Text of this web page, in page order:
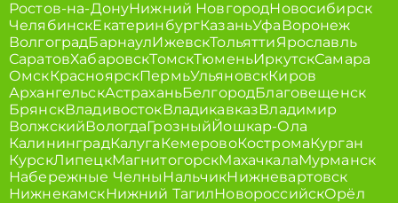
Ростов-на-ДонуНижний НовгородНовосибирск
ЧелябинскЕкатеринбургКазаньУфаВоронеж
ВолгоградБарнаулИжевскТольяттиЯрославль
СаратовХабаровскТомскТюменьИркутскСамара
ОмскКрасноярскПермьУльяновскКиров
АрхангельскАстраханьБелгородБлаговещенск
БрянскВладивостокВладикавказВладимир
ВолжскийВологдаГрозныйЙошкар-Ола
КалининградКалугаКемеровоКостромаКурган
КурскЛипецкМагнитогорскМахачкалаМурманск
Набережные ЧелныНальчикНижневартовск
НижнекамскНижний ТагилНовороссийскОрёл